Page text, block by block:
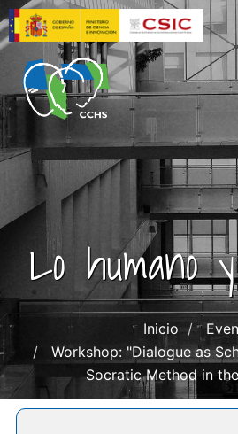
Pasar
al
contenido
principal
Lo humano
Inicio
Workshop: "Dialogue as
Socratic Method in